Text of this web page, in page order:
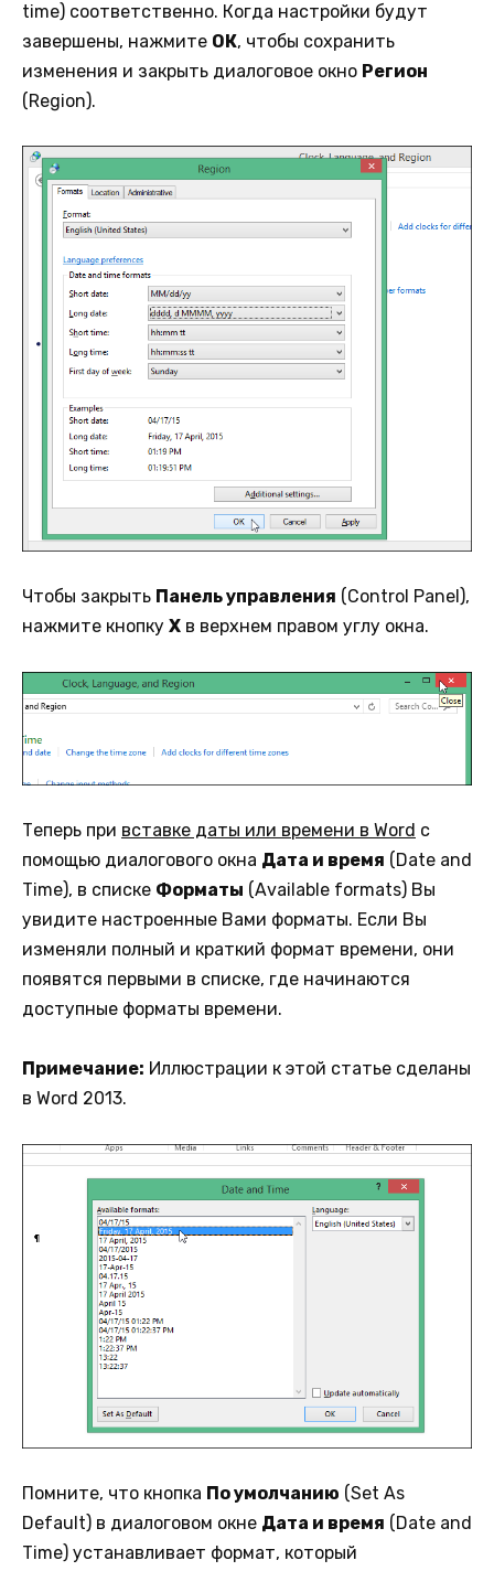
time) соответственно. Когда настройки будут
завершены, нажмите ОК, чтобы сохранить
изменения и закрыть диалоговое окно Регион
(Region).
Чтобы закрыть Панель управления (Control Panel),
нажмите кнопку Х в верхнем правом углу окна.
Теперь при вставке даты или времени в Word с
помощью диалогового окна Дата и время (Date and
Time), в списке Форматы (Available formats) Вы
увидите настроенные Вами форматы. Если Вы
изменяли полный и краткий формат времени, они
появятся первыми в списке, где начинаются
доступные форматы времени.
Примечание: Иллюстрации к этой статье сделаны
в Word 2013.
Помните, что кнопка По умолчанию (Set As
Default) в диалоговом окне Дата и время (Date and
Time) устанавливает формат, который